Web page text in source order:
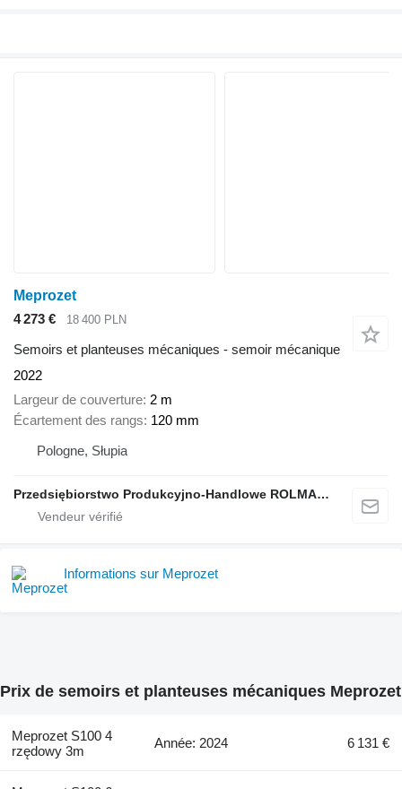
Meprozet
4 273 €
18 400 PLN
Semoirs et planteuses mécaniques - semoir mécanique
2022
Largeur de couverture 2 m
Écartement des rangs 120 mm
Pologne, Słupia
Przedsiębiorstwo Produkcyjno-Handlowe ROLMAPOL Marcin Dziekan
Informations sur Meprozet
Prix de semoirs et planteuses mécaniques Meprozet
Meprozet S100 4
rzędowy 3m
Année: 2024 6 131 €